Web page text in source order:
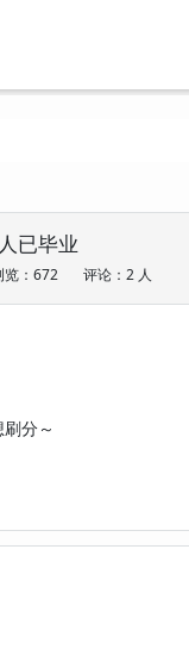
已毕业
览：672 评论：2 人
分～